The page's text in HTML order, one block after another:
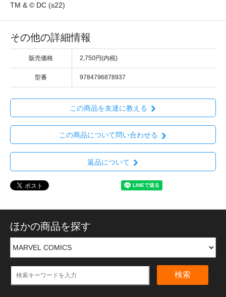
TM & © DC (s22)
その他の詳細情報
販売価格 2,750円(内税)
型番 9784796878937
この商品を友達に教える
この商品について問い合わせる
返品について
ほかの商品を探す
検索